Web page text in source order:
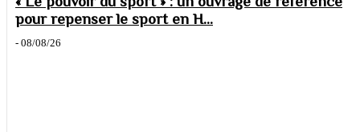
pour repenser le sport en H...
- 08/08/26